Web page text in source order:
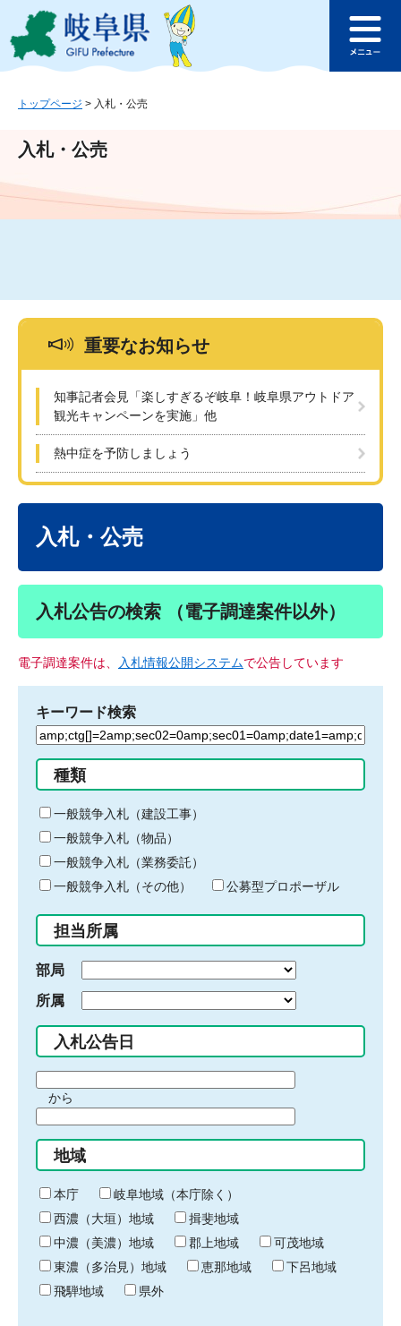
ジ
ュ
文
このページの本文へ
ュ
トップページ > 入札・公売
入札・公売
重要なお知らせ
知事記者会見「楽しすぎるぞ岐阜！岐阜県アウトドア
観光キャンペーンを実施」他
熱中症を予防しましょう
入札・公売
入札公告の検索 （電子調達案件以外）
電子調達案件は、 入札情報公開システムで公告しています
キーワード検索
検
る
キ
ー
ワ
ー
ド
入
力
種類
一般競争入札（建設工事）
一般競争入札（物品）
一般競争入札（業務委託）
一般競争入札（その他）
公募型プロポーザル
担当所属
部局
所属
入札公告日
間
始
り
から
間
終
わ
り
地域
本庁
岐阜地域（本庁除く）
西濃（大垣）地域
揖斐地域
中濃（美濃）地域
郡上地域
可茂地域
東濃（多治見）地域
恵那地域
下呂地域
飛騨地域
県外